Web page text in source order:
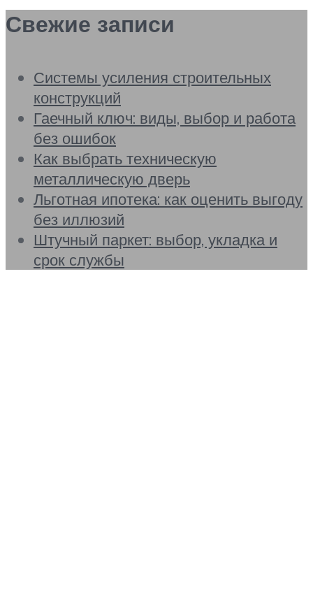
Свежие записи
Системы усиления строительных
конструкций
Гаечный ключ: виды, выбор и работа
без ошибок
Как выбрать техническую
металлическую дверь
Льготная ипотека: как оценить выгоду
без иллюзий
Штучный паркет: выбор, укладка и
срок службы